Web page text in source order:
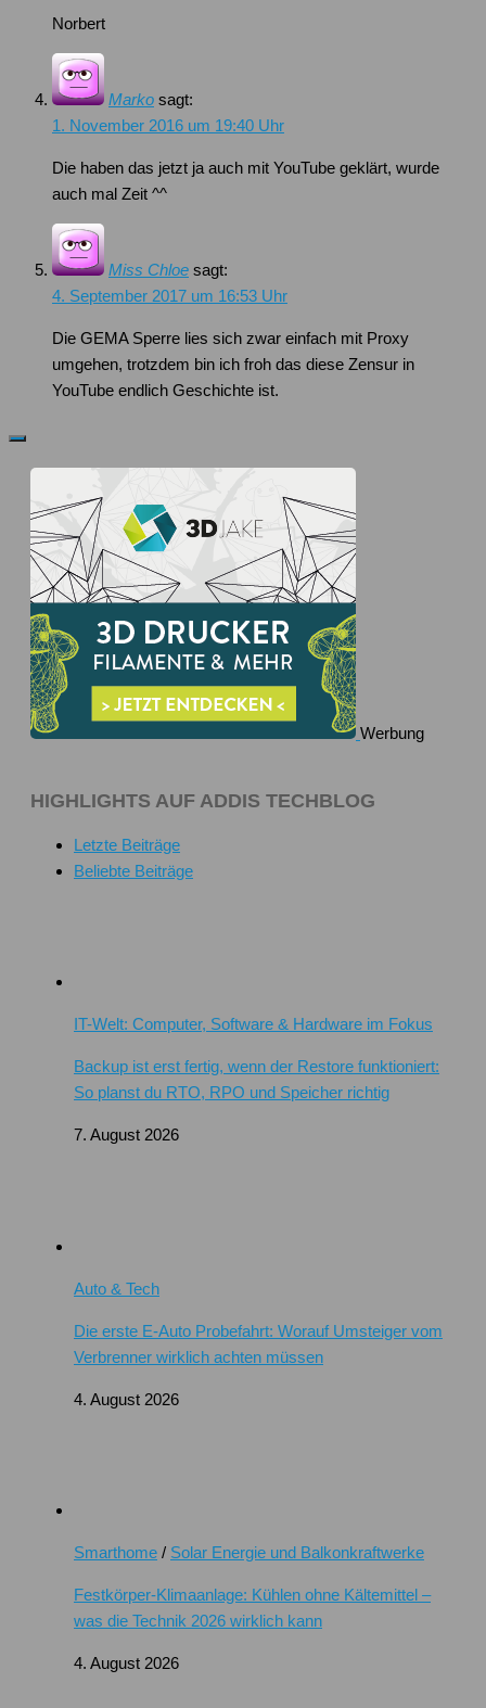
Norbert
Marko sagt:
1. November 2016 um 19:40 Uhr
Die haben das jetzt ja auch mit YouTube geklärt, wurde
auch mal Zeit ^^
Miss Chloe sagt:
4. September 2017 um 16:53 Uhr
Die GEMA Sperre lies sich zwar einfach mit Proxy
umgehen, trotzdem bin ich froh das diese Zensur in
YouTube endlich Geschichte ist.
Werbung
HIGHLIGHTS AUF ADDIS TECHBLOG
Letzte Beiträge
Beliebte Beiträge
IT-Welt: Computer, Software & Hardware im Fokus
Backup ist erst fertig, wenn der Restore funktioniert:
So planst du RTO, RPO und Speicher richtig
7. August 2026
Auto & Tech
Die erste E-Auto Probefahrt: Worauf Umsteiger vom
Verbrenner wirklich achten müssen
4. August 2026
Smarthome / Solar Energie und Balkonkraftwerke
Festkörper-Klimaanlage: Kühlen ohne Kältemittel –
was die Technik 2026 wirklich kann
4. August 2026